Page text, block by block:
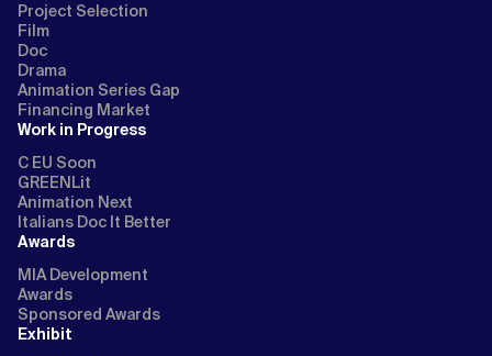
Project Selection
Film
Doc
Drama
Animation Series Gap
Financing Market
Work in Progress
C EU Soon
GREENLit
Animation Next
Italians Doc It Better
Awards
MIA Development
Awards
Sponsored Awards
Exhibit